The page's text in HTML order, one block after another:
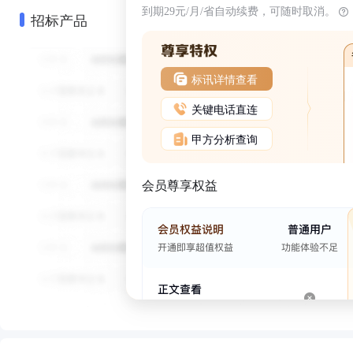
招标产品 到期29元/月/省自动续费，可随时取消。
标讯详情查看
关键电话直连
甲方分析查询
会员尊享权益